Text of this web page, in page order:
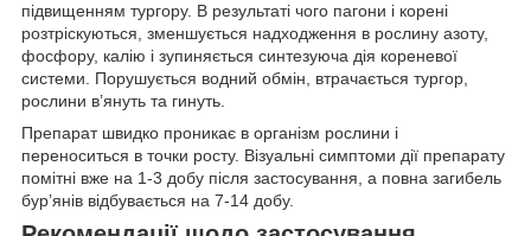
підвищенням тургору. В результаті чого пагони і корені
розтріскуються, зменшується надходження в рослину азоту,
фосфору, калію і зупиняється синтезуюча дія кореневої
системи. Порушується водний обмін, втрачається тургор,
рослини в’януть та гинуть.
Препарат швидко проникає в організм рослини і
переноситься в точки росту. Візуальні симптоми дії препарату
помітні вже на 1-3 добу після застосування, а повна загибель
бур’янів відбувається на 7-14 добу.